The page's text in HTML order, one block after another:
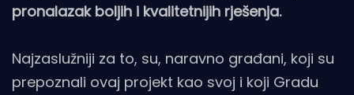
pronalazak boljih i kvalitetnijih rješenja.
Najzaslužniji za to, su, naravno građani, koji su
prepoznali ovaj projekt kao svoj i koji Gradu